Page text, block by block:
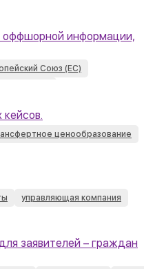
оффшорной информации,
Союз (ЕС)
ценообразование
управляющая компания
заявителей – граждан